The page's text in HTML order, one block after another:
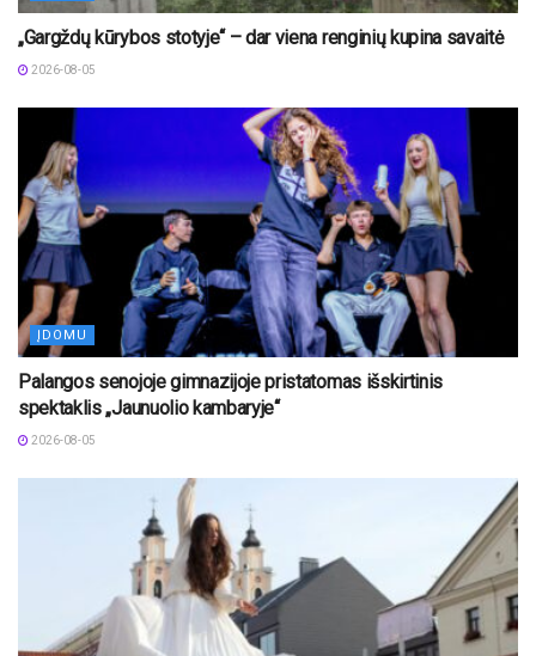
„Gargždų kūrybos stotyje“ – dar viena renginių kupina savaitė
2026-08-05
ĮDOMU
Palangos senojoje gimnazijoje pristatomas išskirtinis
spektaklis „Jaunuolio kambaryje“
2026-08-05